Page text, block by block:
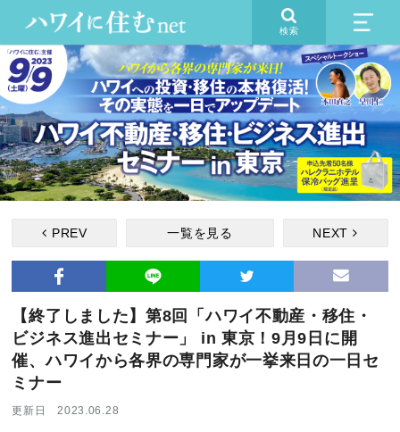
検索
PREV 一覧を見る NEXT
【終了しました】第8回「ハワイ不動産・移住・
ビジネス進出セミナー」 in 東京！9月9日に開
催、ハワイから各界の専門家が一挙来日の一日セ
ミナー
更新日 2023.06.28